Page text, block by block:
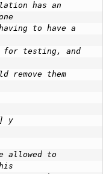
has an
to have a
for testing, and
remove them
y
allowed to